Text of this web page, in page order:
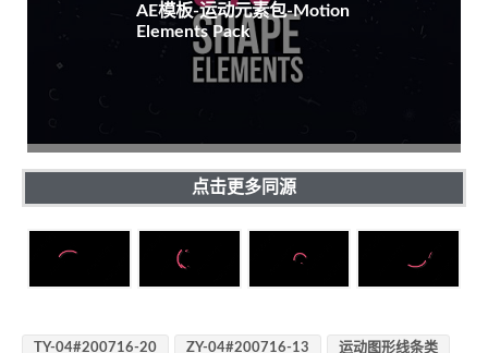
AE模板-运动元素包-Motion
Elements Pack
点击更多同源
TY-04#200716-20 ZY-04#200716-13 运动图形线条类